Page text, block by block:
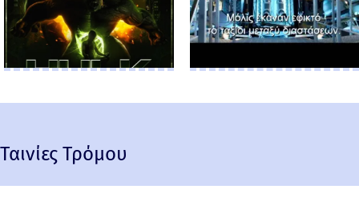
Ταινίες Τρόμου